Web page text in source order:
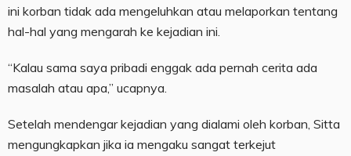
ini korban tidak ada mengeluhkan atau melaporkan tentang
hal-hal yang mengarah ke kejadian ini.
“Kalau sama saya pribadi enggak ada pernah cerita ada
masalah atau apa,” ucapnya.
Setelah mendengar kejadian yang dialami oleh korban, Sitta
mengungkapkan jika ia mengaku sangat terkejut